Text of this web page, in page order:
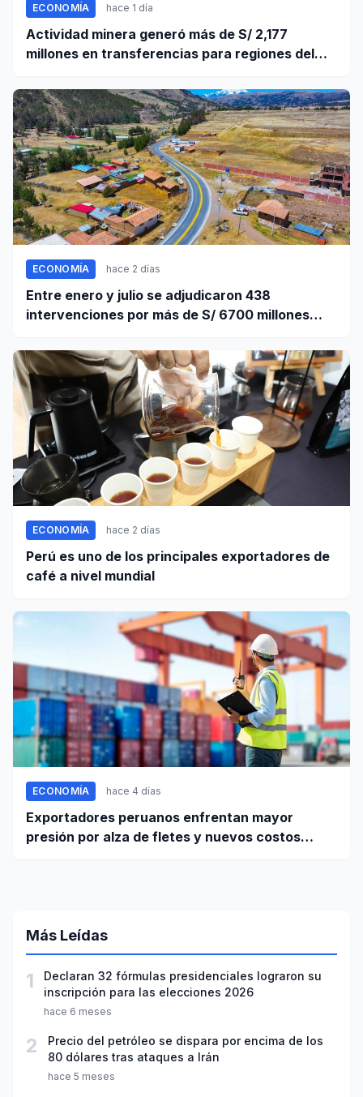
ECONOMÍA hace 1 día
Actividad minera generó más de S/ 2,177
millones en transferencias para regiones del
ECONOMÍA hace 2 días
Entre enero y julio se adjudicaron 438
intervenciones por más de S/ 6700 millones
ECONOMÍA hace 2 días
Perú es uno de los principales exportadores de
café a nivel mundial
ECONOMÍA hace 4 días
Exportadores peruanos enfrentan mayor
presión por alza de fletes y nuevos costos
Más Leídas
1
Declaran 32 fórmulas presidenciales lograron su
inscripción para las elecciones 2026
hace 6 meses
2
Precio del petróleo se dispara por encima de los
80 dólares tras ataques a Irán
hace 5 meses